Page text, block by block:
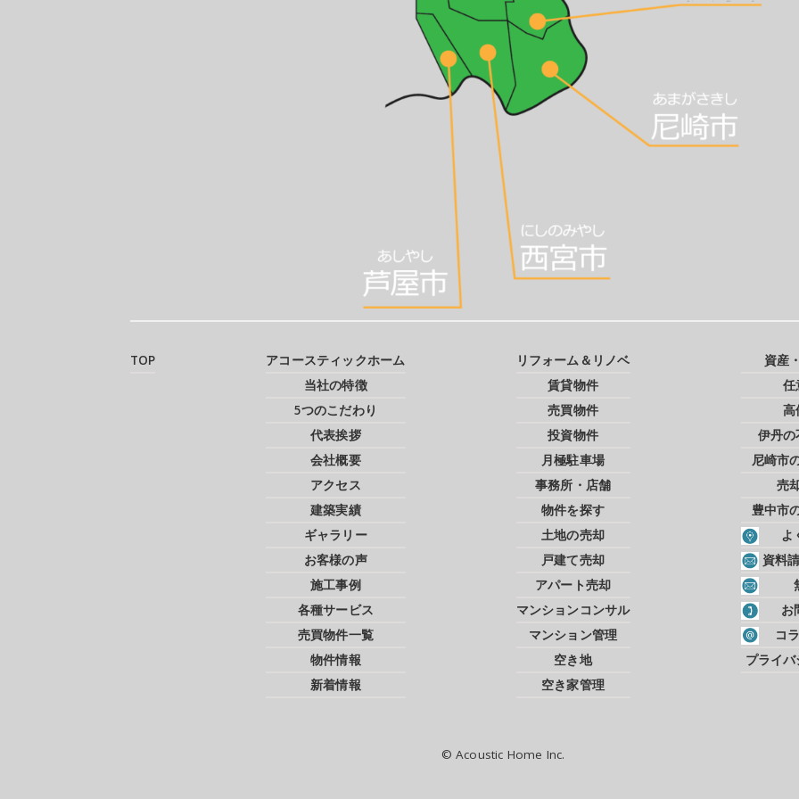
TOP
アコースティックホーム
当社の特徴
5つのこだわり
代表挨拶
会社概要
アクセス
建築実績
ギャラリー
お客様の声
施工事例
各種サービス
売買物件一覧
物件情報
新着情報
リフォーム＆リノベ
賃貸物件
売買物件
投資物件
月極駐車場
事務所・店舗
物件を探す
土地の売却
戸建て売却
アパート売却
マンションコンサル
マンション管理
空き地
空き家管理
資産
任
高
伊丹
尼崎市
売
豊中市
よ
資料
お
コ
プライ
© Acoustic Home Inc.